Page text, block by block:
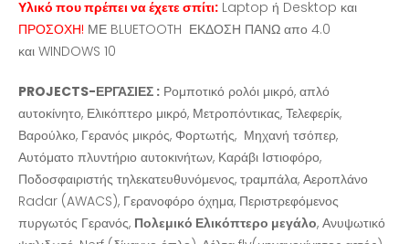
Υλικό που πρέπει να έχετε σπίτι: Laptop ή Desktop και
ΠΡΟΣΟΧΗ! ΜΕ BLUETOOTH ΕΚΔΟΣΗ ΠΑΝΩ απο 4.0
και WINDOWS 10
PROJECTS-ΕΡΓΑΣΙΕΣ : Ρομποτικό ρολόι μικρό, απλό
αυτοκίνητο, Ελικόπτερο μικρό, Μετροπόντικας, Τελεφερίκ,
Βαρούλκο, Γερανός μικρός, Φορτωτής, Μηχανή τσόπερ,
Αυτόματο πλυντήριο αυτοκινήτων, Καράβι Ιστιοφόρο,
Ποδοσφαιριστής τηλεκατευθυνόμενος, τραμπάλα, Αεροπλάνο
Radar (AWACS), Γερανοφόρο όχημα, Περιστρεφόμενος
πυργωτός Γερανός, Πολεμικό Ελικόπτερο μεγάλο, Ανυψωτικό